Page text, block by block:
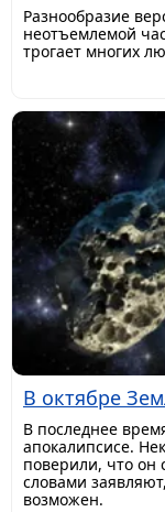
Разнообразие
неотъемлемой
трогает многих
В октябре
В последнее
апокалипсисе.
поверили, что он
словами
возможен.